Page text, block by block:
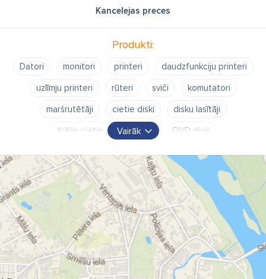
Kancelejas preces
Produkti:
Datori monitori printeri
daudzfunkciju printeri
uzlīmju printeri
rūteri sviči
komutatori
maršrutētāji
cietie diski
disku lasītāji
ārējie cietie diski
CD
DVD diski
datoru austiņas
tumbiņas skandas
tastatūras
klaviatūras
peles kursorsviras
stūrītes
web kameras
lādētāji
akumulatori
strāvas noturētāji
UPS
printeru izejmateriāli
tintes
toneri CANON
Hewlett Packard
Vairāk